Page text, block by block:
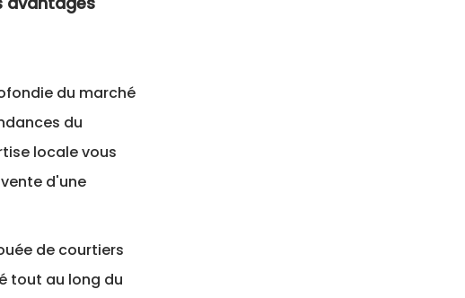
du marché
du
locale vous
d'une
de courtiers
tout au long du